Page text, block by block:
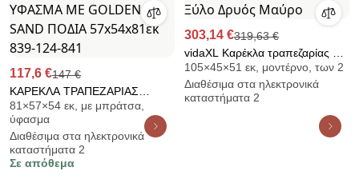
117,6 €147 €
ΚΑΡΕΚΛΑ ΤΡΑΠΕΖΑΡΙΑΣ
Fylliana Τ-8 LUX ΚΑΦΕ
ΥΦΑΣΜΑ ΜΕ GOLDEN SAND
ΠΟΔΙΑ 57x54x81εκ 839-124-
841
81×57×54 εκ, με μπράτσα,
ύφασμα
Διαθέσιμα στα ηλεκτρονικά
καταστήματα 2
Σε απόθεμα
303,14 €319,63 €
vidaXL Καρέκλα τραπεζαρίας 2
τμχ. Στερεό Ξύλο Δρυός Μαύρο
105×45×51 εκ, μοντέρνο, των 2
Διαθέσιμα στα ηλεκτρονικά
καταστήματα 2